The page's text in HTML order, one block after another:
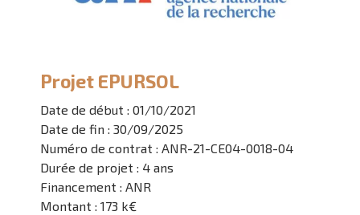
Projet EPURSOL
Date de début : 01/10/2021
Date de fin : 30/09/2025
Numéro de contrat : ANR-21-CE04-0018-04
Durée de projet : 4 ans
Financement : ANR
Montant : 173 k€